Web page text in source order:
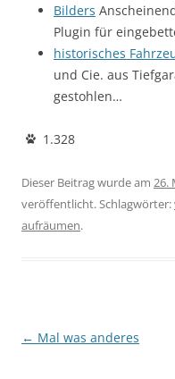
Bilders
Plugin für
historisches
und Cie. aus
gestohlen…
1.328
Dieser Beitrag wurde am 26.
veröffentlicht. Schlagwörter:
aufräumen.
Beitragsnavigation
← Mal was anderes